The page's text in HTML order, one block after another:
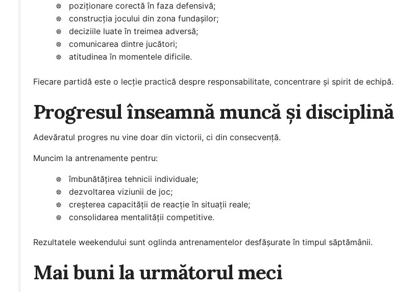
poziționare corectă în faza defensivă;
construcția jocului din zona fundașilor;
deciziile luate în treimea adversă;
comunicarea dintre jucători;
atitudinea în momentele dificile.
Fiecare partidă este o lecție practică despre responsabilitate, concentrare și spirit de echipă.
Progresul înseamnă muncă și disciplină
Adevăratul progres nu vine doar din victorii, ci din consecvență.
Muncim la antrenamente pentru:
îmbunătățirea tehnicii individuale;
dezvoltarea viziunii de joc;
creșterea capacității de reacție în situații reale;
consolidarea mentalității competitive.
Rezultatele weekendului sunt oglinda antrenamentelor desfășurate în timpul săptămânii.
Mai buni la următorul meci